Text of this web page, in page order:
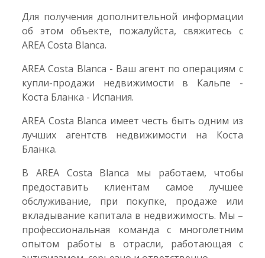
Для получения дополнительной информации
об этом объекте, пожалуйста, свяжитесь с
AREA Costa Blanca.
AREA Costa Blanca - Ваш агент по операциям с
купли-продажи недвижимости в Кальпе -
Коста Бланка - Испания.
AREA Costa Blanca имеет честь быть одним из
лучших агентств недвижимости на Коста
Бланка.
В AREA Costa Blanca мы работаем, чтобы
предоставить клиентам самое лучшее
обслуживание, при покупке, продаже или
вкладывание капитала в недвижимость. Мы –
профессиональная команда с многолетним
опытом работы в отрасли, работающая с